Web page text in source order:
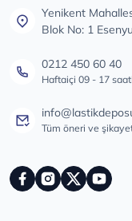
Yenikent
Blok No: 1
0212 450 60 40
Haftaiçi 09 - 17
Tüm öneri ve